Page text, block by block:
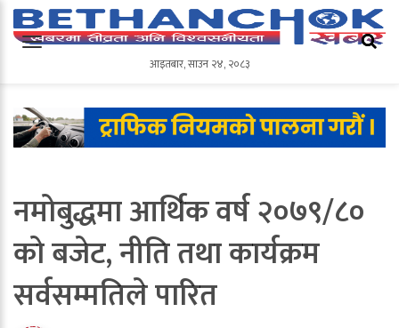
आइतबार,साउन२४,२०८३
आइतबार,साउन २४, २०८३
नमोबुद्धमा आर्थिक वर्ष २०७९/८०
को बजेट, नीति तथा कार्यक्रम
सर्वसम्मतिले पारित